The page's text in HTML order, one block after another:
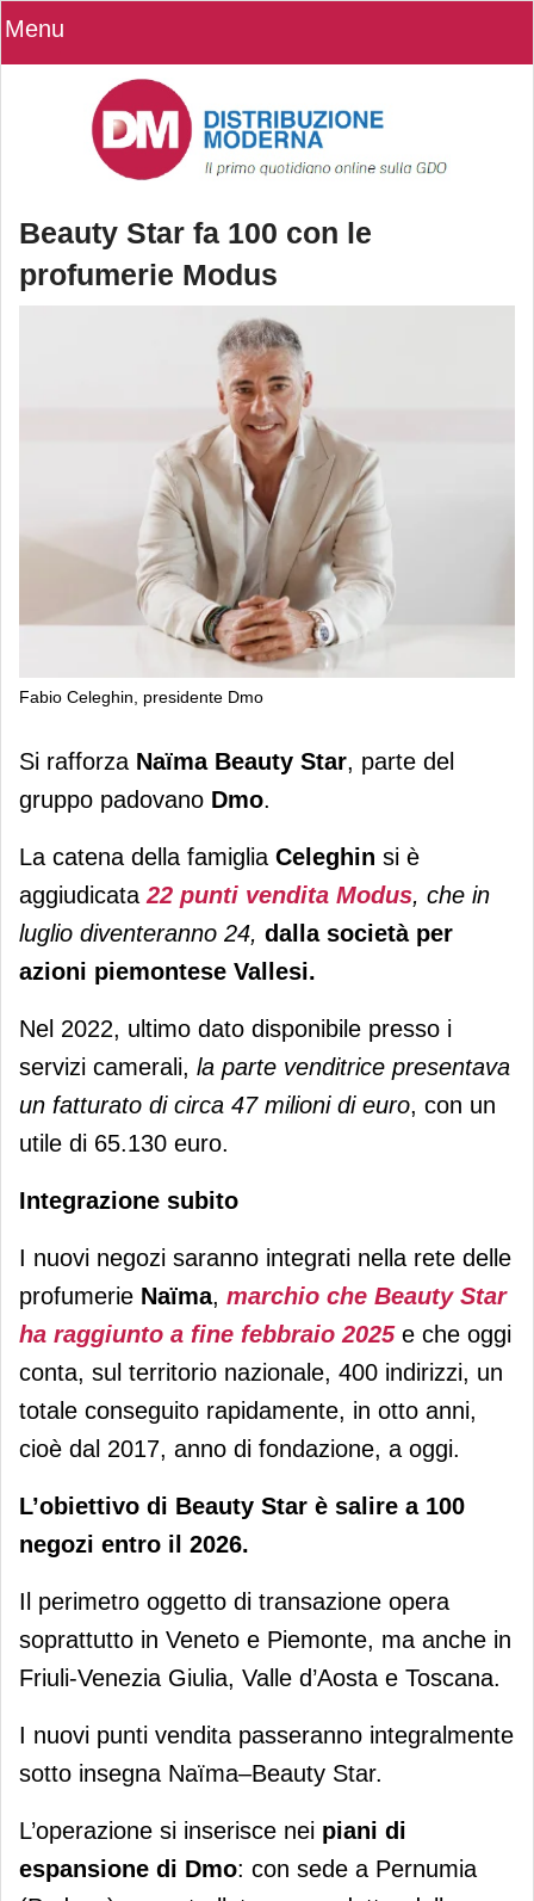
Menu
Beauty Star fa 100 con le
profumerie Modus
Fabio Celeghin, presidente Dmo
Beauty Star fa 100 con le profumerie
Modus
Si rafforza Naïma Beauty Star, parte del
gruppo padovano Dmo.
La catena della famiglia Celeghin si è
aggiudicata 22 punti vendita Modus, che in
luglio diventeranno 24, dalla società per
azioni piemontese Vallesi.
Nel 2022, ultimo dato disponibile presso i
servizi camerali, la parte venditrice presentava
un fatturato di circa 47 milioni di euro, con un
utile di 65.130 euro.
Integrazione subito
I nuovi negozi saranno integrati nella rete delle
profumerie Naïma, marchio che Beauty Star
ha raggiunto a fine febbraio 2025e che oggi
conta, sul territorio nazionale, 400 indirizzi, un
totale conseguito rapidamente, in otto anni,
cioè dal 2017, anno di fondazione, a oggi.
L’obiettivo di Beauty Star è salire a 100
negozi entro il 2026.
Il perimetro oggetto di transazione opera
soprattutto in Veneto e Piemonte, ma anche in
Friuli-Venezia Giulia, Valle d’Aosta e Toscana.
I nuovi punti vendita passeranno integralmente
sotto insegna Naïma–Beauty Star.
L’operazione si inserisce nei piani di
espansione di Dmo: con sede a Pernumia